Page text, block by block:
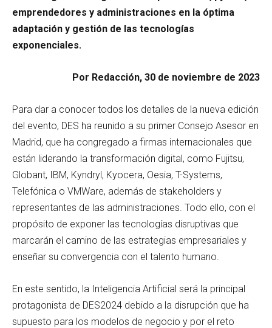
emprendedores y administraciones en la óptima
adaptación y gestión de las tecnologías
exponenciales.
Por Redacción, 30 de noviembre de 2023
Para dar a conocer todos los detalles de la nueva edición
del evento, DES ha reunido a su primer Consejo Asesor en
Madrid, que ha congregado a firmas internacionales que
están liderando la transformación digital, como Fujitsu,
Globant, IBM, Kyndryl, Kyocera, Oesia, T-Systems,
Telefónica o VMWare, además de stakeholders y
representantes de las administraciones. Todo ello, con el
propósito de exponer las tecnologías disruptivas que
marcarán el camino de las estrategias empresariales y
enseñar su convergencia con el talento humano.
En este sentido, la Inteligencia Artificial será la principal
protagonista de DES2024 debido a la disrupción que ha
supuesto para los modelos de negocio y por el reto